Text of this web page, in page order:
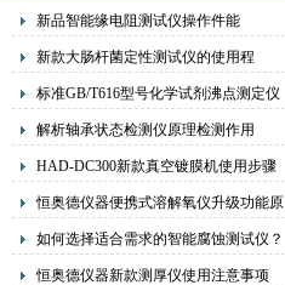
新品智能缘电阻测试仪操作件能
新款大肠杆菌定性测试仪的使用程
标准GB/T616型号化学试剂沸点测定仪
安装
解析轴承状态检测仪原理检测作用
HAD-DC300新款真空镀膜机使用步骤
适用于溶胶-凝胶法
恒奥德仪器便携式溶解氧仪升级功能原
理
如何选择适合需求的智能腐蚀测试仪？
恒奥德仪器新款测厚仪使用注意事项